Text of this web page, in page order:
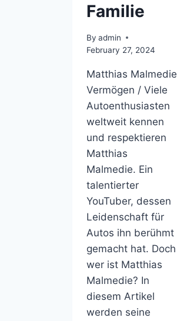
Familie
By admin
February 27, 2024
Matthias Malmedie
Vermögen / Viele
Autoenthusiasten
weltweit kennen
und respektieren
Matthias
Malmedie. Ein
talentierter
YouTuber, dessen
Leidenschaft für
Autos ihn berühmt
gemacht hat. Doch
wer ist Matthias
Malmedie? In
diesem Artikel
werden seine